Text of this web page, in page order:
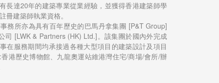
長達20年的建築專業從業經驗，並獲得香港建築師學
冊建築師執業資格。
務所亦為具有百年歷史的巴馬丹拿集團 [P&T Group]
司 [LWK & Partners (HK) Ltd.]。該集團於國內外完成
在服務期間均承接過各種大型項目的建築設計及項目
港歷史博物館、九龍奧運站維港灣住宅/商場/會所/辦